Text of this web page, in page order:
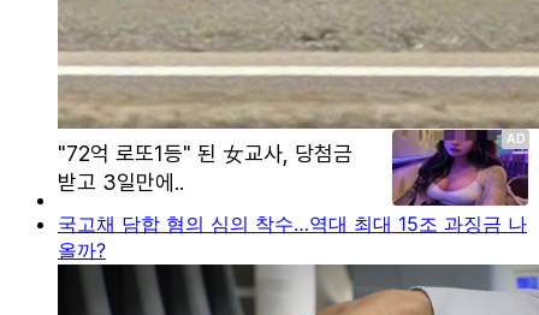
국고채 담합 혐의 심의 착수…역대 최대 15조 과징금 나
올까?